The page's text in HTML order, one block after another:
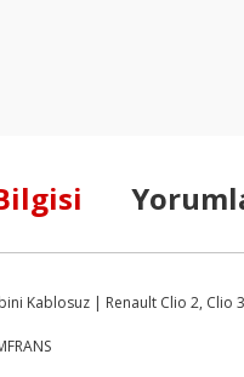
Kablosuz | Renault Clio 2, Clio